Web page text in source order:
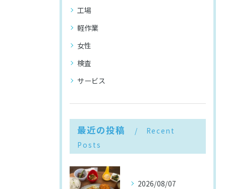
工場
軽作業
女性
検査
サービス
最近の投稿
Recent
Posts
2026/08/07